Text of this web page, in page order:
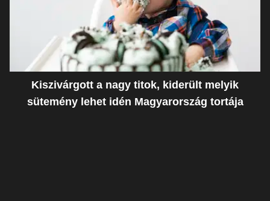
Kiszivárgott a nagy titok, kiderült melyik
sütemény lehet idén Magyarország tortája